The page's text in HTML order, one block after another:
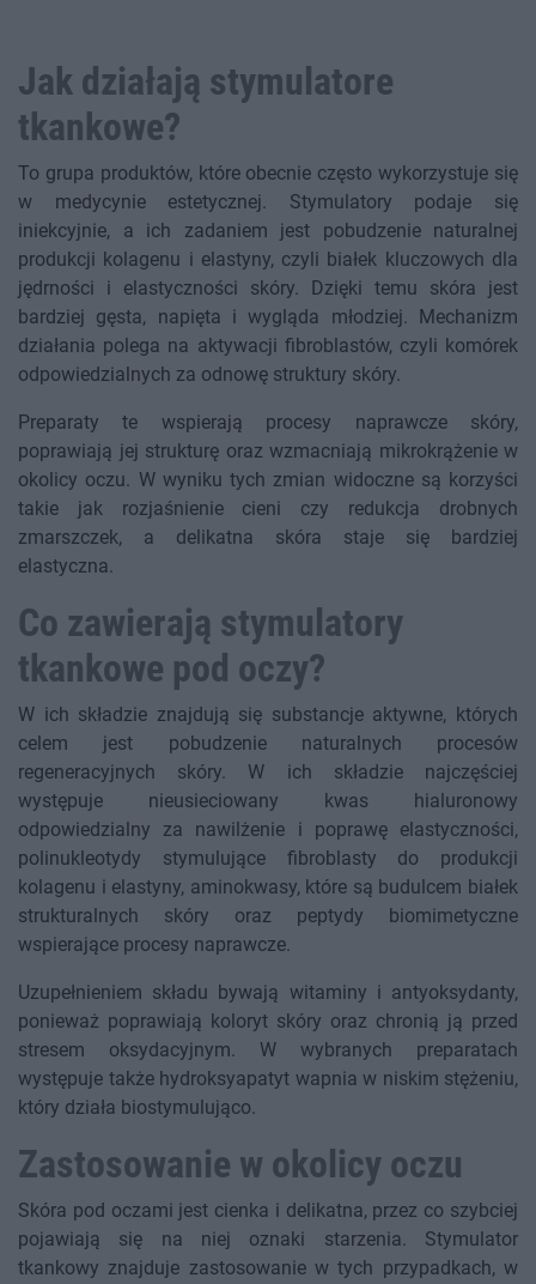
Jak działają stymulatore
tkankowe?
To grupa produktów, które obecnie często wykorzystuje się
w medycynie estetycznej. Stymulatory podaje się
iniekcyjnie, a ich zadaniem jest pobudzenie naturalnej
produkcji kolagenu i elastyny, czyli białek kluczowych dla
jędrności i elastyczności skóry. Dzięki temu skóra jest
bardziej gęsta, napięta i wygląda młodziej. Mechanizm
działania polega na aktywacji fibroblastów, czyli komórek
odpowiedzialnych za odnowę struktury skóry.
Preparaty te wspierają procesy naprawcze skóry,
poprawiają jej strukturę oraz wzmacniają mikrokrążenie w
okolicy oczu. W wyniku tych zmian widoczne są korzyści
takie jak rozjaśnienie cieni czy redukcja drobnych
zmarszczek, a delikatna skóra staje się bardziej
elastyczna.
Co zawierają stymulatory
tkankowe pod oczy?
W ich składzie znajdują się substancje aktywne, których
celem jest pobudzenie naturalnych procesów
regeneracyjnych skóry. W ich składzie najczęściej
występuje nieusieciowany kwas hialuronowy
odpowiedzialny za nawilżenie i poprawę elastyczności,
polinukleotydy stymulujące fibroblasty do produkcji
kolagenu i elastyny, aminokwasy, które są budulcem białek
strukturalnych skóry oraz peptydy biomimetyczne
wspierające procesy naprawcze.
Uzupełnieniem składu bywają witaminy i antyoksydanty,
ponieważ poprawiają koloryt skóry oraz chronią ją przed
stresem oksydacyjnym. W wybranych preparatach
występuje także hydroksyapatyt wapnia w niskim stężeniu,
który działa biostymulująco.
Zastosowanie w okolicy oczu
Skóra pod oczami jest cienka i delikatna, przez co szybciej
pojawiają się na niej oznaki starzenia. Stymulator
tkankowy znajduje zastosowanie w tych przypadkach, w